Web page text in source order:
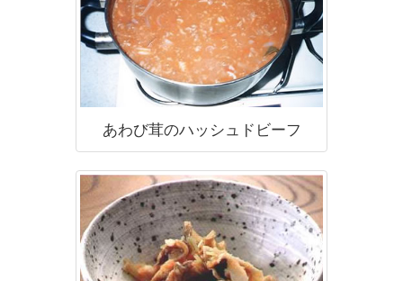
あわび茸のハッシュドビーフ